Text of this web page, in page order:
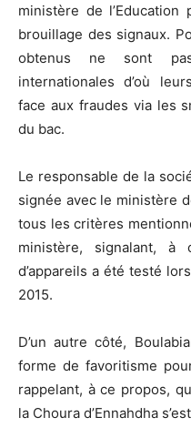
ministère de l’Education
brouillage des signaux.
obtenus ne sont
internationales d’où
face aux fraudes via les
du bac.
Le responsable de la
signée avec le ministère
tous les critères
ministère, signalant, à
d’appareils a été testé
2015.
D’un autre côté,
forme de favoritisme
rappelant, à ce propos,
la Choura d’Ennahdha